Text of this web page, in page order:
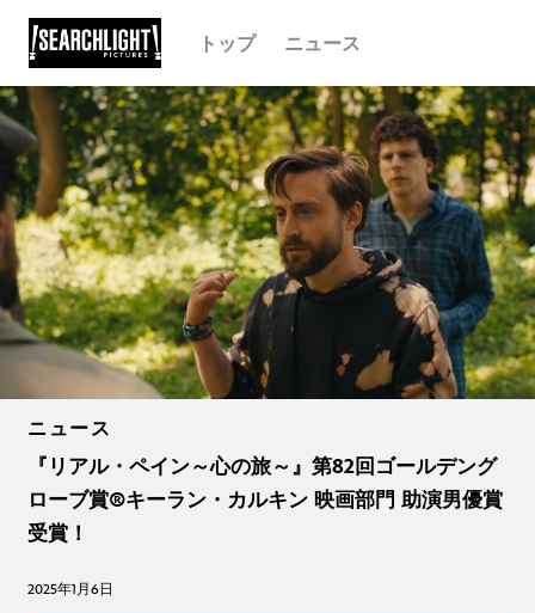
トップ ニュース
ニュース
『リアル・ペイン～心の旅～』第82回ゴールデング
ローブ賞®キーラン・カルキン 映画部門 助演男優賞
受賞！
2025年1月6日